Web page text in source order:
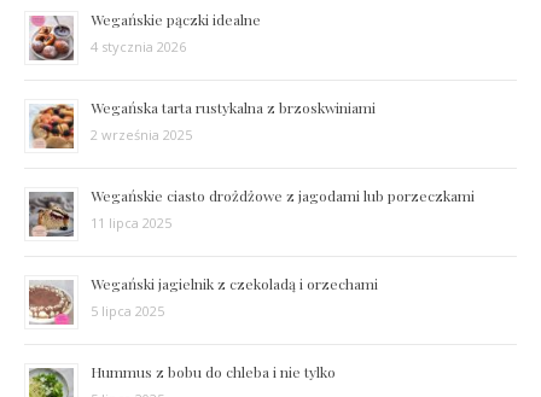
Wegańskie pączki idealne
4 stycznia 2026
Wegańska tarta rustykalna z brzoskwiniami
2 września 2025
Wegańskie ciasto drożdżowe z jagodami lub porzeczkami
11 lipca 2025
Wegański jagielnik z czekoladą i orzechami
5 lipca 2025
Hummus z bobu do chleba i nie tylko